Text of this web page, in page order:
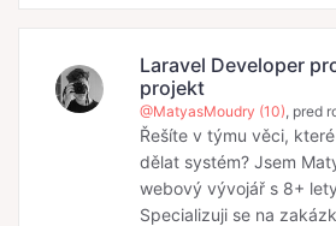
Laravel Developer
projekt
@MatyasMoudry (10), pred
Řešíte v týmu věci,
dělat systém? Jsem
webový vývojář s 8+
Specializuji se na